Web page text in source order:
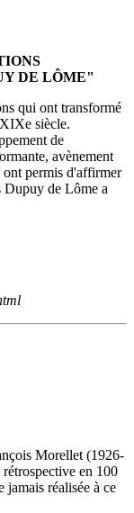
DE LÔME"
qui ont transformé
siècle.
de
avènement
ont permis d'affirmer
Dupuy de Lôme a
Morellet (1926-
en 100
réalisée à ce